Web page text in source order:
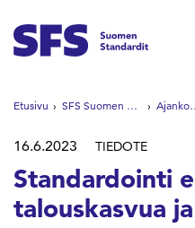
Etsi sivuilta
Hae hakutermillä
Etusivu SFS Suomen Standardit
16.6.2023 TIEDOTE
Standardointi
talouskasvua